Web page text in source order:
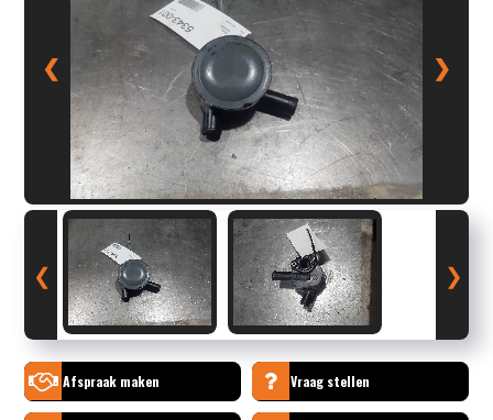
❮ ❯
❮ ❯
Afspraak maken Vraag stellen